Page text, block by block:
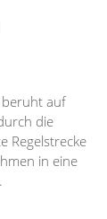
beruht auf
die
Regelstrecke
in eine